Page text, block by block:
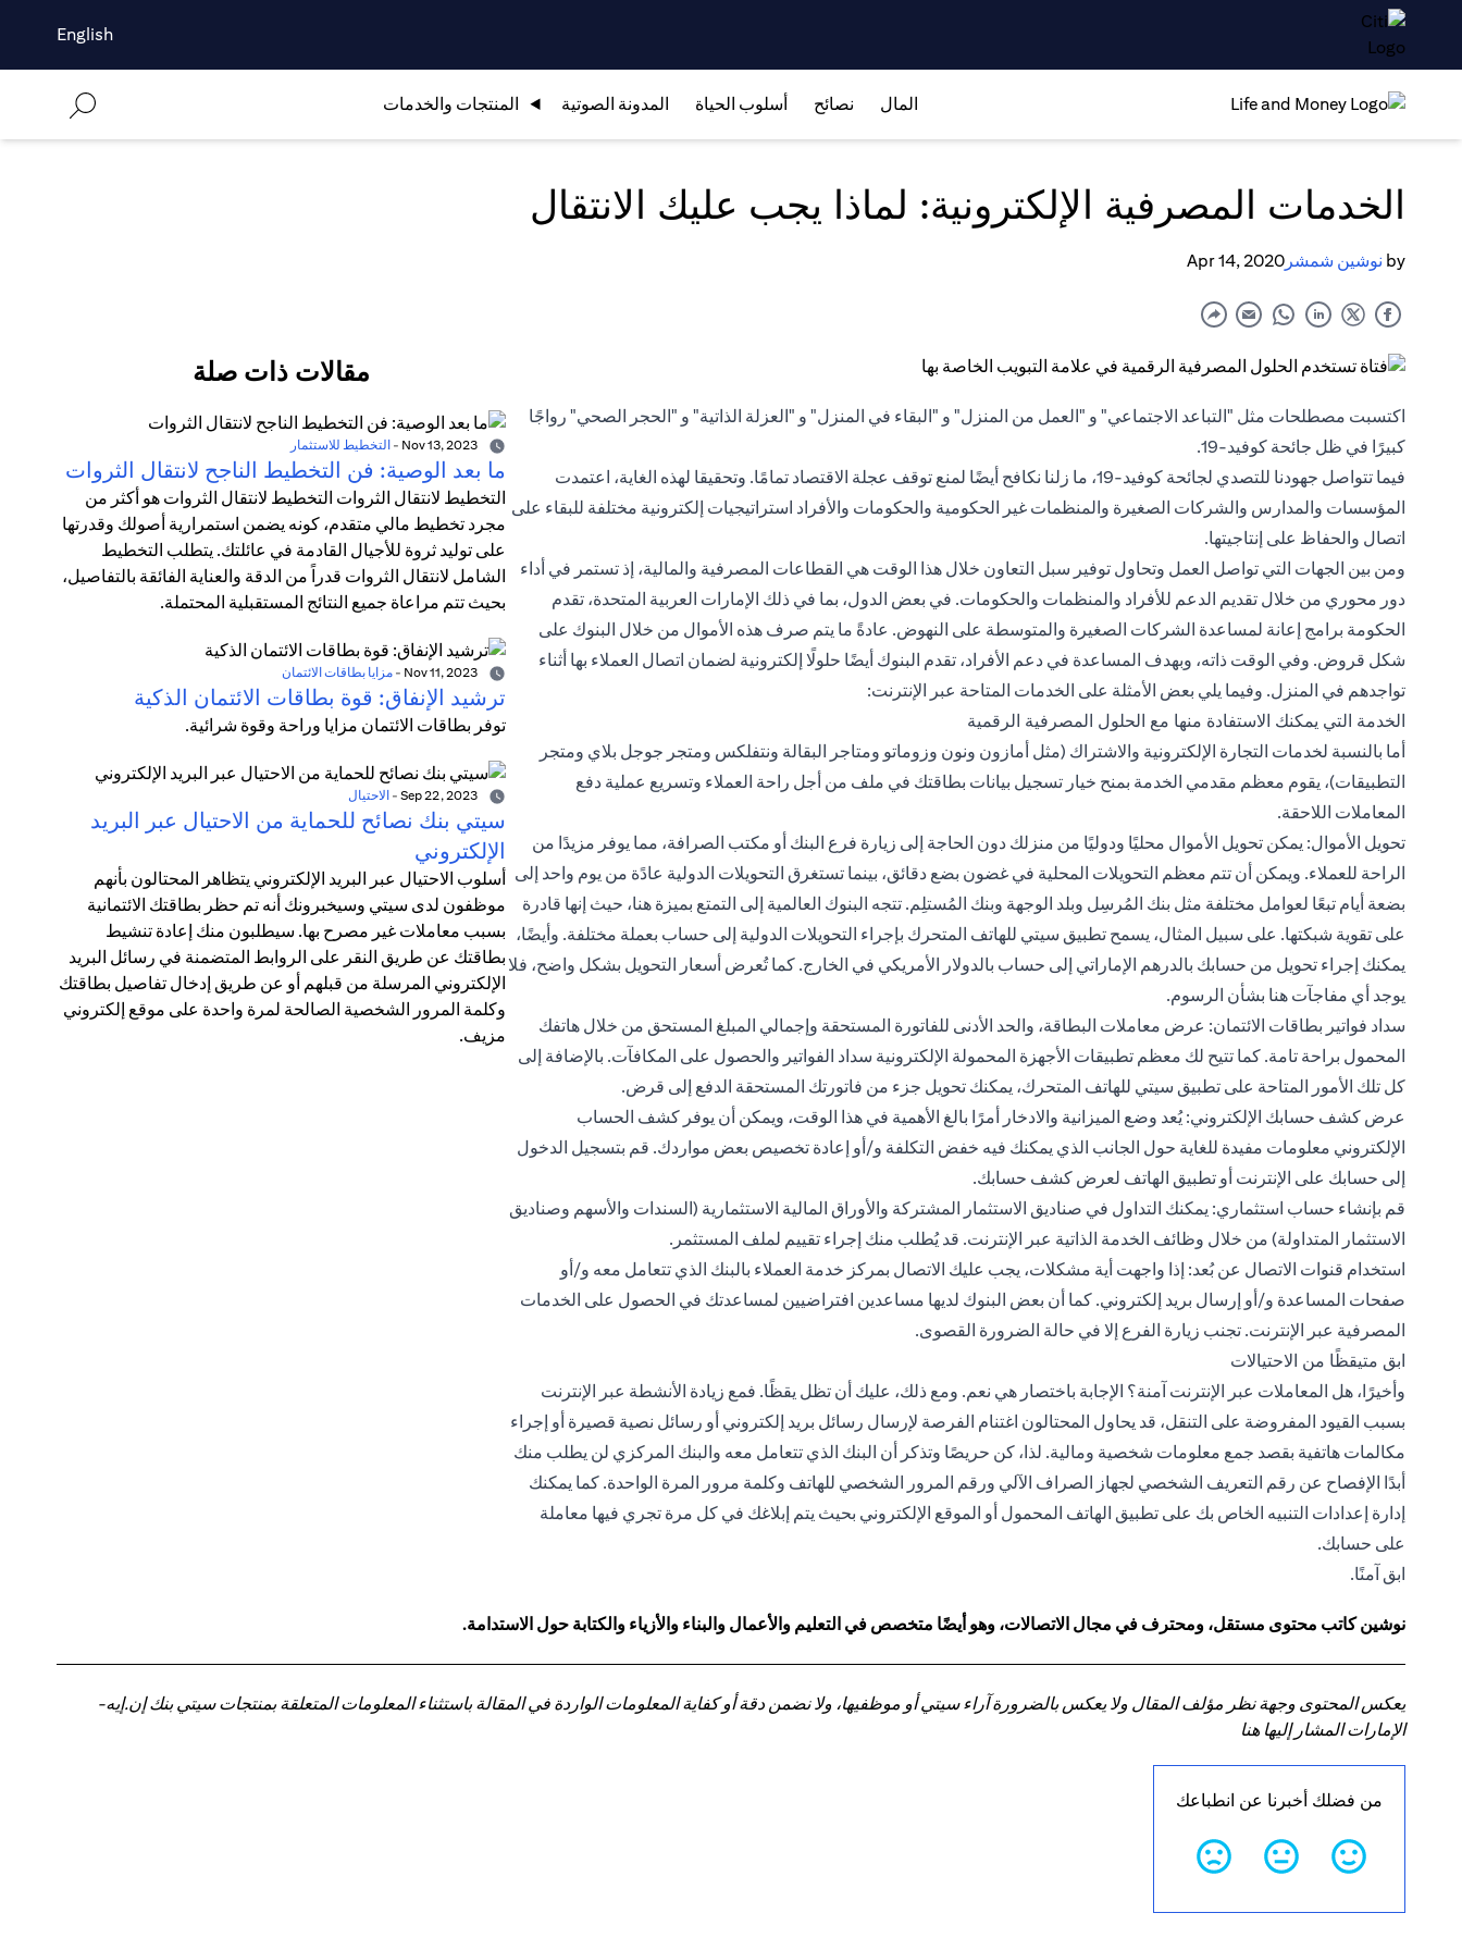
English
المال نصائح أسلوب الحياة المدونة الصوتية المنتجات والخدمات
الخدمات المصرفية الإلكترونية: لماذا يجب عليك الانتقال
by نوشين شمشر Apr 14, 2020
اكتسبت مصطلحات مثل "التباعد الاجتماعي" و "العمل من المنزل" و "البقاء في المنزل" و "العزلة الذاتية" و "الحجر الصحي" رواجًا
كبيرًا في ظل جائحة كوفيد-19.
فيما تتواصل جهودنا للتصدي لجائحة كوفيد-19، ما زلنا نكافح أيضًا لمنع توقف عجلة الاقتصاد تمامًا. وتحقيقا لهذه الغاية، اعتمدت
المؤسسات والمدارس والشركات الصغيرة والمنظمات غير الحكومية والحكومات والأفراد استراتيجيات إلكترونية مختلفة للبقاء على
اتصال والحفاظ على إنتاجيتها.
ومن بين الجهات التي تواصل العمل وتحاول توفير سبل التعاون خلال هذا الوقت هي القطاعات المصرفية والمالية، إذ تستمر في أداء
دور محوري من خلال تقديم الدعم للأفراد والمنظمات والحكومات. في بعض الدول، بما في ذلك الإمارات العربية المتحدة، تقدم
الحكومة برامج إعانة لمساعدة الشركات الصغيرة والمتوسطة على النهوض. عادةً ما يتم صرف هذه الأموال من خلال البنوك على
شكل قروض. وفي الوقت ذاته، وبهدف المساعدة في دعم الأفراد، تقدم البنوك أيضًا حلولًا إلكترونية لضمان اتصال العملاء بها أثناء
تواجدهم في المنزل. وفيما يلي بعض الأمثلة على الخدمات المتاحة عبر الإنترنت:
الخدمة التي يمكنك الاستفادة منها مع الحلول المصرفية الرقمية
أما بالنسبة لخدمات التجارة الإلكترونية والاشتراك (مثل أمازون ونون وزوماتو ومتاجر البقالة ونتفلكس ومتجر جوجل بلاي ومتجر
التطبيقات)، يقوم معظم مقدمي الخدمة بمنح خيار تسجيل بيانات بطاقتك في ملف من أجل راحة العملاء وتسريع عملية دفع
المعاملات اللاحقة.
تحويل الأموال: يمكن تحويل الأموال محليًا ودوليًا من منزلك دون الحاجة إلى زيارة فرع البنك أو مكتب الصرافة، مما يوفر مزيدًا من
الراحة للعملاء. ويمكن أن تتم معظم التحويلات المحلية في غضون بضع دقائق، بينما تستغرق التحويلات الدولية عادًة من يوم واحد إلى
بضعة أيام تبعًا لعوامل مختلفة مثل بنك المُرسِل وبلد الوجهة وبنك المُستلِم. تتجه البنوك العالمية إلى التمتع بميزة هنا، حيث إنها قادرة
على تقوية شبكتها. على سبيل المثال، يسمح تطبيق سيتي للهاتف المتحرك بإجراء التحويلات الدولية إلى حساب بعملة مختلفة. وأيضًا،
يمكنك إجراء تحويل من حسابك بالدرهم الإماراتي إلى حساب بالدولار الأمريكي في الخارج. كما تُعرض أسعار التحويل بشكل واضح، فلا
يوجد أي مفاجآت هنا بشأن الرسوم.
سداد فواتير بطاقات الائتمان: عرض معاملات البطاقة، والحد الأدنى للفاتورة المستحقة وإجمالي المبلغ المستحق من خلال هاتفك
المحمول براحة تامة. كما تتيح لك معظم تطبيقات الأجهزة المحمولة الإلكترونية سداد الفواتير والحصول على المكافآت. بالإضافة إلى
كل تلك الأمور المتاحة على تطبيق سيتي للهاتف المتحرك، يمكنك تحويل جزء من فاتورتك المستحقة الدفع إلى قرض.
عرض كشف حسابك الإلكتروني: يُعد وضع الميزانية والادخار أمرًا بالغ الأهمية في هذا الوقت، ويمكن أن يوفر كشف الحساب
الإلكتروني معلومات مفيدة للغاية حول الجانب الذي يمكنك فيه خفض التكلفة و/أو إعادة تخصيص بعض مواردك. قم بتسجيل الدخول
إلى حسابك على الإنترنت أو تطبيق الهاتف لعرض كشف حسابك.
قم بإنشاء حساب استثماري: يمكنك التداول في صناديق الاستثمار المشتركة والأوراق المالية الاستثمارية (السندات والأسهم وصناديق
الاستثمار المتداولة) من خلال وظائف الخدمة الذاتية عبر الإنترنت. قد يُطلب منك إجراء تقييم لملف المستثمر.
استخدام قنوات الاتصال عن بُعد: إذا واجهت أية مشكلات، يجب عليك الاتصال بمركز خدمة العملاء بالبنك الذي تتعامل معه و/أو
صفحات المساعدة و/أو إرسال بريد إلكتروني. كما أن بعض البنوك لديها مساعدين افتراضيين لمساعدتك في الحصول على الخدمات
المصرفية عبر الإنترنت. تجنب زيارة الفرع إلا في حالة الضرورة القصوى.
ابق متيقظًا من الاحتيالات
وأخيرًا، هل المعاملات عبر الإنترنت آمنة؟ الإجابة باختصار هي نعم. ومع ذلك، عليك أن تظل يقظًا. فمع زيادة الأنشطة عبر الإنترنت
بسبب القيود المفروضة على التنقل، قد يحاول المحتالون اغتنام الفرصة لإرسال رسائل بريد إلكتروني أو رسائل نصية قصيرة أو إجراء
مكالمات هاتفية بقصد جمع معلومات شخصية ومالية. لذا، كن حريصًا وتذكر أن البنك الذي تتعامل معه والبنك المركزي لن يطلب منك
أبدًا الإفصاح عن رقم التعريف الشخصي لجهاز الصراف الآلي ورقم المرور الشخصي للهاتف وكلمة مرور المرة الواحدة. كما يمكنك
إدارة إعدادات التنبيه الخاص بك على تطبيق الهاتف المحمول أو الموقع الإلكتروني بحيث يتم إبلاغك في كل مرة تجري فيها معاملة
على حسابك.
ابق آمنًا.
مقالات ذات صلة
- التخطيط للاستثمار
ما بعد الوصية: فن التخطيط الناجح لانتقال الثروات
التخطيط لانتقال الثروات التخطيط لانتقال الثروات هو أكثر من
مجرد تخطيط مالي متقدم، كونه يضمن استمرارية أصولك وقدرتها
على توليد ثروة للأجيال القادمة في عائلتك. يتطلب التخطيط
الشامل لانتقال الثروات قدراً من الدقة والعناية الفائقة بالتفاصيل،
بحيث تتم مراعاة جميع النتائج المستقبلية المحتملة.
- مزايا بطاقات الائتمان
ترشيد الإنفاق: قوة بطاقات الائتمان الذكية
توفر بطاقات الائتمان مزايا وراحة وقوة شرائية.
- الاحتيال
سيتي بنك نصائح للحماية من الاحتيال عبر البريد
الإلكتروني
أسلوب الاحتيال عبر البريد الإلكتروني يتظاهر المحتالون بأنهم
موظفون لدى سيتي وسيخبرونك أنه تم حظر بطاقتك الائتمانية
بسبب معاملات غير مصرح بها. سيطلبون منك إعادة تنشيط
بطاقتك عن طريق النقر على الروابط المتضمنة في رسائل البريد
الإلكتروني المرسلة من قبلهم أو عن طريق إدخال تفاصيل بطاقتك
وكلمة المرور الشخصية الصالحة لمرة واحدة على موقع إلكتروني
مزيف.
نوشين كاتب محتوى مستقل، ومحترف في مجال الاتصالات، وهو أيضًا متخصص في التعليم والأعمال والبناء والأزياء والكتابة حول الاستدامة.
يعكس المحتوى وجهة نظر مؤلف المقال ولا يعكس بالضرورة آراء سيتي أو موظفيها، ولا نضمن دقة أو كفاية المعلومات الواردة في المقالة باستثناء المعلومات المتعلقة بمنتجات سيتي بنك إن.إيه-
الإمارات المشار إليها هنا
من فضلك أخبرنا عن انطباعك